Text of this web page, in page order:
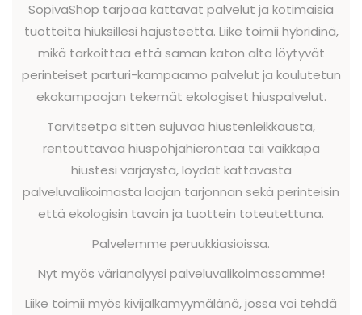
SopivaShop tarjoaa kattavat palvelut ja kotimaisia
tuotteita hiuksillesi hajusteetta. Liike toimii hybridinä,
mikä tarkoittaa että saman katon alta löytyvät
perinteiset parturi-kampaamo palvelut ja koulutetun
ekokampaajan tekemät ekologiset hiuspalvelut.
Tarvitsetpa sitten sujuvaa hiustenleikkausta,
rentouttavaa hiuspohjahierontaa tai vaikkapa
hiustesi värjäystä, löydät kattavasta
palveluvalikoimasta laajan tarjonnan sekä perinteisin
että ekologisin tavoin ja tuottein toteutettuna.
Palvelemme peruukkiasioissa.
Nyt myös värianalyysi palveluvalikoimassamme!
Liike toimii myös kivijalkamyymälänä, jossa voi tehdä